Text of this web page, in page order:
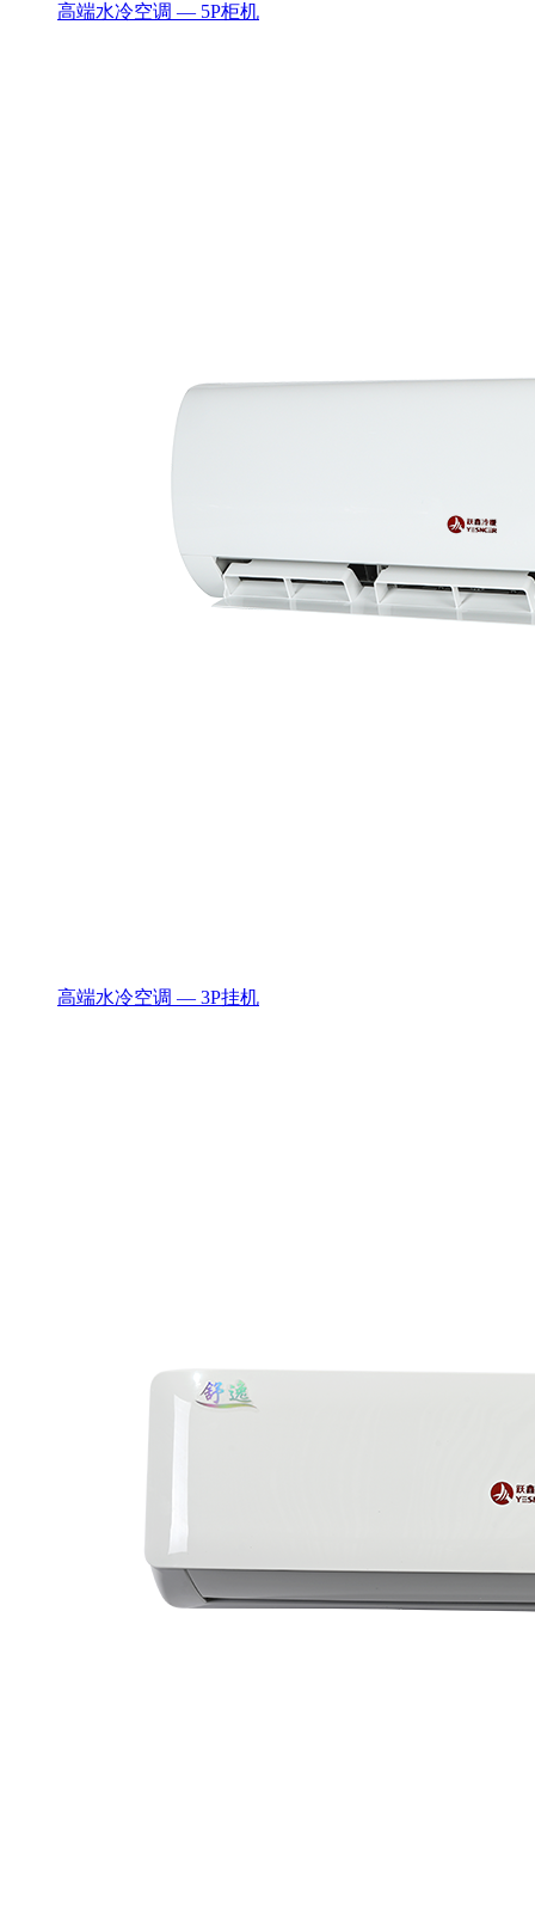
高端水冷空调 — 5P柜机
高端水冷空调 — 3P挂机